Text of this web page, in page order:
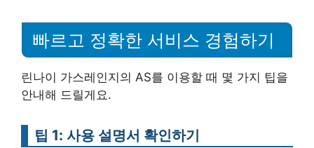
빠르고 정확한 서비스 경험하기
린나이 가스레인지의 AS를 이용할 때 몇 가지 팁을
안내해 드릴게요.
팁 1: 사용 설명서 확인하기